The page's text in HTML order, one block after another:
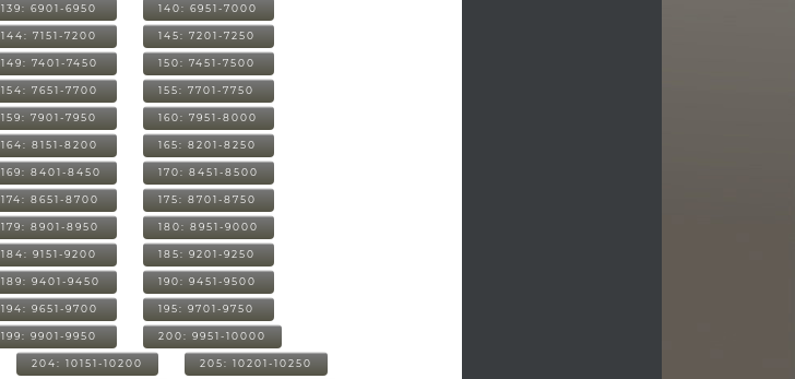
139: 6901-6950 140: 6951-7000
144: 7151-7200 145: 7201-7250
149: 7401-7450 150: 7451-7500
154: 7651-7700 155: 7701-7750
159: 7901-7950 160: 7951-8000
164: 8151-8200 165: 8201-8250
169: 8401-8450 170: 8451-8500
174: 8651-8700 175: 8701-8750
179: 8901-8950 180: 8951-9000
184: 9151-9200 185: 9201-9250
189: 9401-9450 190: 9451-9500
194: 9651-9700 195: 9701-9750
199: 9901-9950 200: 9951-10000
204: 10151-10200 205: 10201-10250